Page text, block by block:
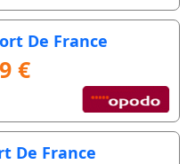
De France
€
De France